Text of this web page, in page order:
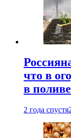
что в
в поливе
2 года спустя